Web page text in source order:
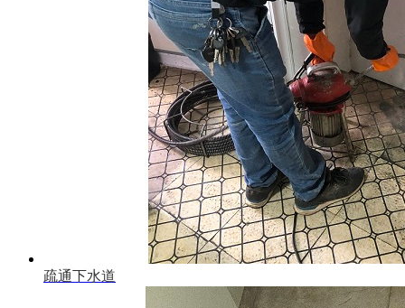
疏通下水道